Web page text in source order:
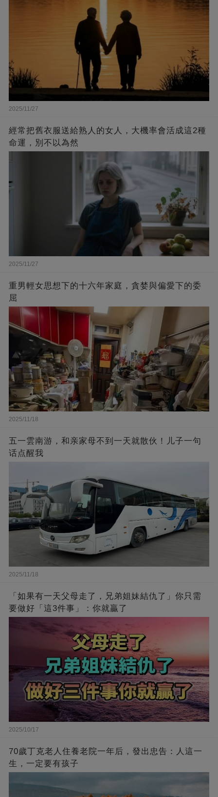
2025/11/27
經常把舊衣服送給熟人的女人，大機率會活成這2種
命運，別不以為然
2025/11/27
重男輕女思想下的十六年家庭，貪婪與偏愛下的委
屈​
2025/11/18
五一雲南游，和亲家母不到一天就散伙！儿子一句
话点醒我
2025/11/18
「如果有一天父母走了，兄弟姐妹結仇了」你只需
要做好「這3件事」：你就贏了
2025/10/17
70歲丁克老人住養老院一年后，發出忠告：人這一
生，一定要有孩子